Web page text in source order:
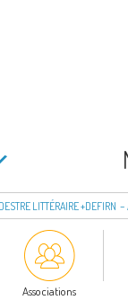
LA
LITTÉRAIRE +DEFIRN –
Associations